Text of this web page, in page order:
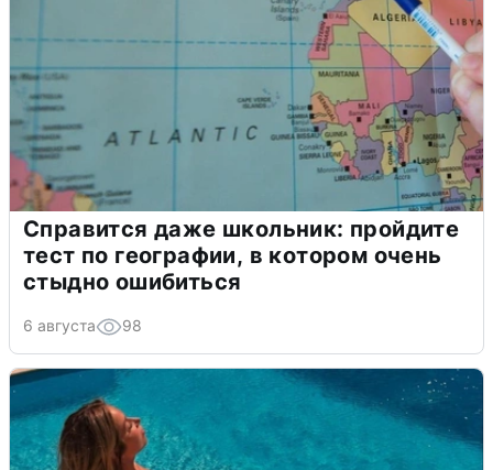
Справится даже школьник: пройдите
тест по географии, в котором очень
стыдно ошибиться
6 августа 98